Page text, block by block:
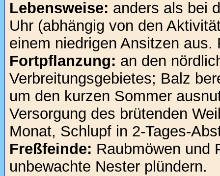
Lebensweise: anders als bei
Uhr (abhängig von den
einem niedrigen Ansitzen
Fortpflanzung: an den
Verbreitungsgebietes; Balz
um den kurzen Sommer
Versorgung des brütenden
Monat, Schlupf in 2-Tages-
Freßfeinde: Raubmöwen und
unbewachte Nester plündern.